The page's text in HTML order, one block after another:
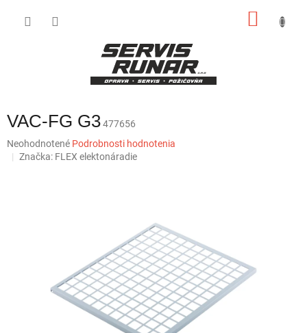
VAC-FG G3477656
Priemerné
hodnotenie
Neohodnotené Podrobnosti hodnotenia
Značka: FLEX elektonáradie